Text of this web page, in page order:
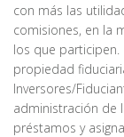
con más las
comisiones, en la
los que
propiedad
Inversores/
administración de
préstamos y